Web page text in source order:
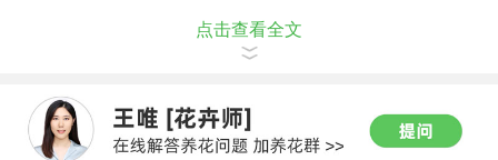
点击查看全文